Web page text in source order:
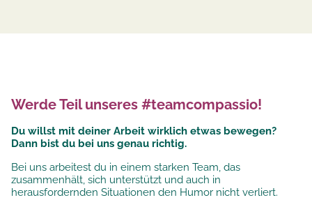
Werde Teil unseres #teamcompassio!
Du willst mit deiner Arbeit wirklich etwas bewegen?
Dann bist du bei uns genau richtig.
Bei uns arbeitest du in einem starken Team, das
zusammenhält, sich unterstützt und auch in
herausfordernden Situationen den Humor nicht verliert.